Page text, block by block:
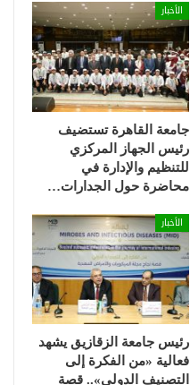
الأخبار
جامعة القاهرة تستضيف
رئيس الجهاز المركزي
للتنظيم والإدارة في
محاضرة حول الجدارات…
الأخبار
رئيس جامعة الزقازيق يشهد
فعالية «من الفكرة إلى
التصنيف الدولي».. قصة